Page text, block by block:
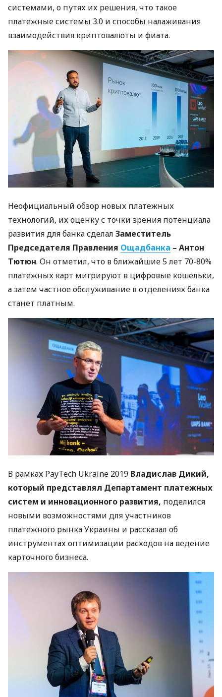
системами, о путях их решения, что такое
платежные системы 3.0 и способы налаживания
взаимодействия криптовалюты и фиата.
Неофициальный обзор новых платежных
технологий, их оценку с точки зрения потенциала
развития для банка сделал Заместитель
Председателя Правления Ощадбанка – Антон
Тютюн. Он отметил, что в ближайшие 5 лет 70-80%
платежных карт мигрируют в цифровые кошельки,
а затем частное обслуживание в отделениях банка
станет платным.
В рамках PayTech Ukraine 2019 Владислав Дикий,
который представлял Департамент платежных
систем и инновационного развития, поделился
новыми возможностями для участников
платежного рынка Украины и рассказал об
инструментах оптимизации расходов на ведение
карточного бизнеса.